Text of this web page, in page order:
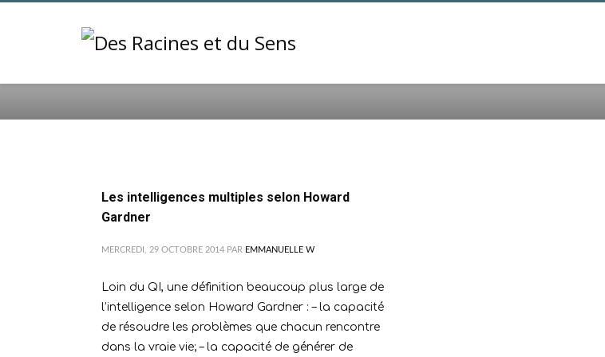
ACCUEIL 2014 OCTOBRE
Les intelligences multiples selon Howard
Gardner
MERCREDI, 29 OCTOBRE 2014 PAR EMMANUELLE W
Loin du QI, une définition beaucoup plus large de
l’intelligence selon Howard Gardner : – la capacité
de résoudre les problèmes que chacun rencontre
dans la vraie vie; – la capacité de générer de